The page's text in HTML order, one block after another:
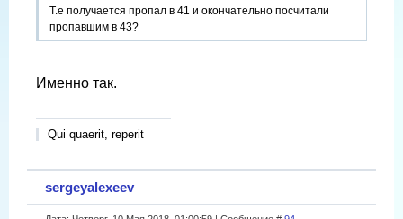
Т.е получается пропал в 41 и окончательно посчитали
пропавшим в 43?
Именно так.
Qui quaerit, reperit
sergeyalexeev